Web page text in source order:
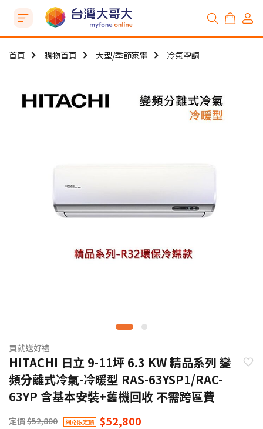
首頁 購物首頁 大型/季節家電 冷氣空調
買就送好禮
HITACHI 日立 9-11坪 6.3 KW 精品系列 變
頻分離式冷氣-冷暖型 RAS-63YSP1/RAC-
63YP 含基本安裝+舊機回收 不需跨區費
定價 $52,800 網路限定價 $52,800